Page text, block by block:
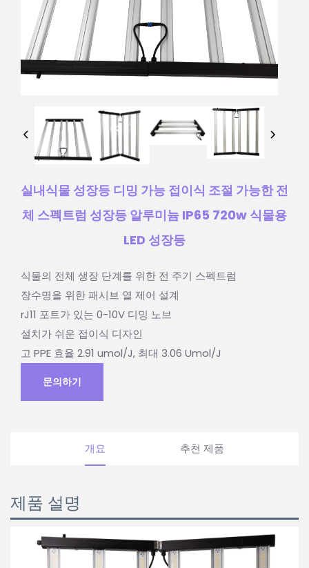
실내식물 성장등 디밍 가능 접이식 조절 가능한 전
체 스펙트럼 성장등 알루미늄 IP65 720w 식물용
LED 성장등
식물의 전체 생장 단계를 위한 전 주기 스펙트럼
장수명을 위한 패시브 열 제어 설계
rJ11 포트가 있는 0-10V 디밍 노브
설치가 쉬운 접이식 디자인
고 PPE 효율 2.91 umol/J, 최대 3.06 Umol/J
문의하기
개요 추천 제품
제품 설명